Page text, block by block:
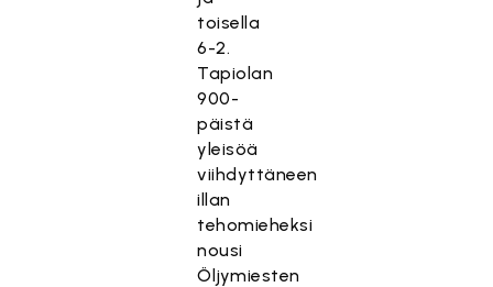
toisella
6-2.
Tapiolan
900-
päistä
yleisöä
viihdyttäneen
illan
tehomieheksi
nousi
Öljymiesten